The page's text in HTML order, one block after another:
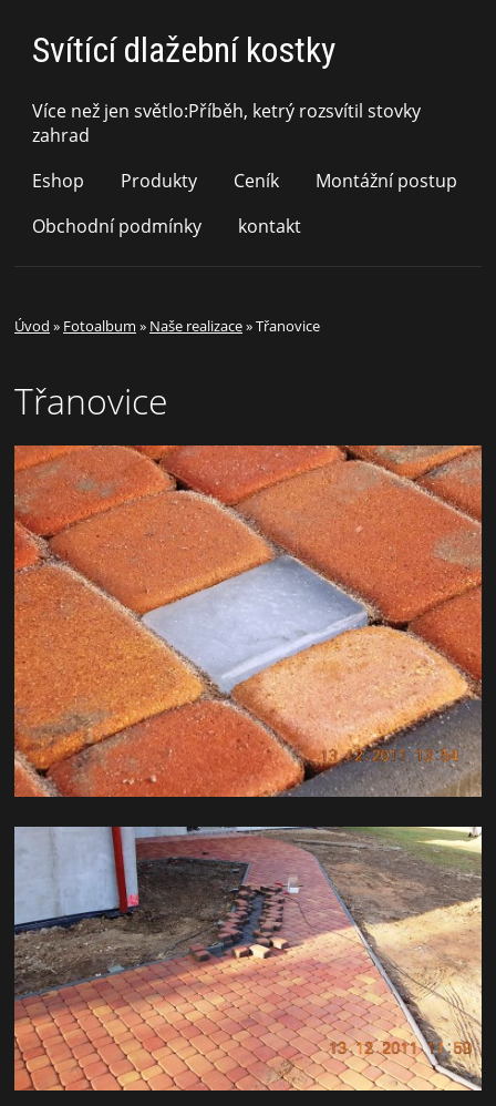
Svítící dlažební kostky
Více než jen světlo:Příběh, ketrý rozsvítil stovky
zahrad
Eshop
Produkty Ceník
Montážní postup
Obchodní podmínky
kontakt
Úvod » Fotoalbum » Naše realizace»Třanovice
Třanovice